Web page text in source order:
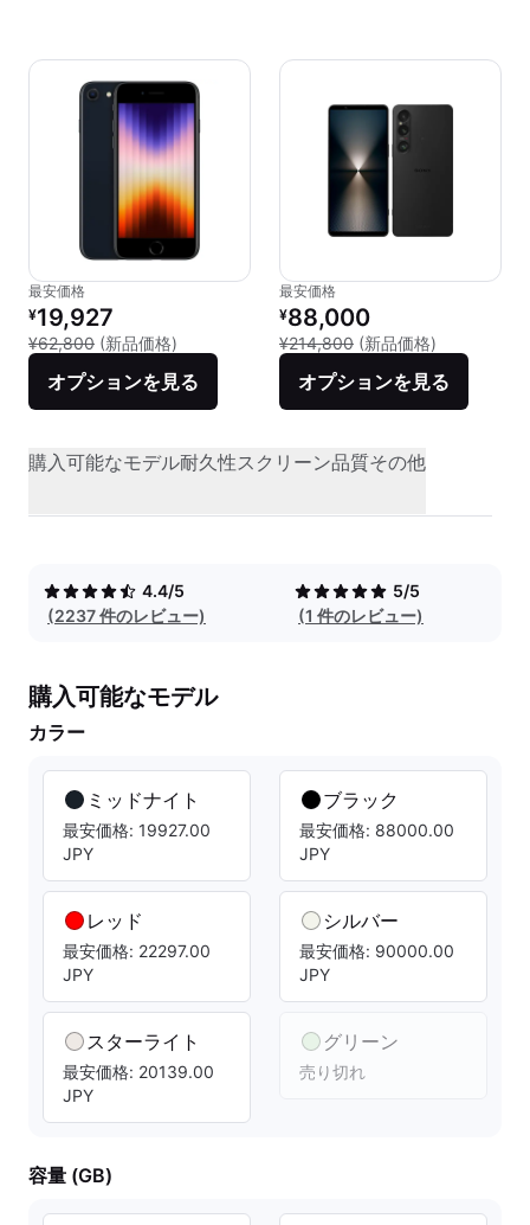
最安価格
リファービッシュ品の価格：
¥19,927
¥62,800 (新品価格) 新品との比較：¥62,800
オプションを見る
最安価格
リファービッシュ品の価格：
¥88,000
¥214,800 (新品価格)
オプションを見る
購入可能なモデル耐久性スクリーン品質その他
4.4/5
(2237 件のレビュー)
5/5
(1 件のレビュー)
購入可能なモデル
カラー
ミッドナイト
最安価格: 19927.00
JPY
レッド
最安価格: 22297.00
JPY
スターライト
最安価格: 20139.00
JPY
ブラック
最安価格: 88000.00
JPY
シルバー
最安価格: 90000.00
JPY
グリーン
売り切れ
容量 (GB)